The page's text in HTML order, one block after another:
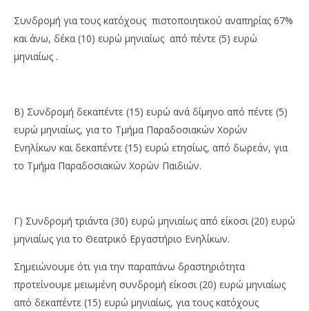
Συνδρομή για τους κατόχους πιστοποιητικού αναπηρίας 67%
και άνω, δέκα (10) ευρώ μηνιαίως από πέντε (5) ευρώ
μηνιαίως .
Β) Συνδρομή δεκαπέντε (15) ευρώ ανά δίμηνο από πέντε (5)
ευρώ μηνιαίως, για το Τμήμα Παραδοσιακών Χορών
Ενηλίκων και δεκαπέντε (15) ευρώ ετησίως, από δωρεάν, για
το Τμήμα Παραδοσιακών Χορών Παιδιών.
Γ) Συνδρομή τριάντα (30) ευρώ μηνιαίως από είκοσι (20) ευρώ
μηνιαίως για το Θεατρικό Εργαστήριο Ενηλίκων.
Σημειώνουμε ότι για την παραπάνω δραστηριότητα
προτείνουμε μειωμένη συνδρομή είκοσι (20) ευρώ μηνιαίως
από δεκαπέντε (15) ευρώ μηνιαίως, για τους κατόχους